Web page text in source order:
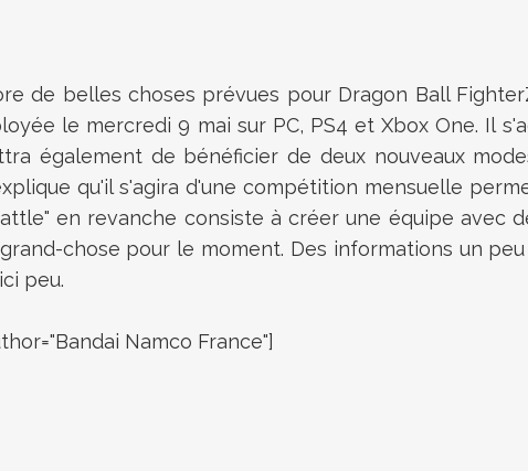
de belles choses prévues pour Dragon Ball
le mercredi 9 mai sur PC, PS4 et Xbox One. Il
également de bénéficier de deux nouveaux
qu'il s'agira d'une compétition mensuelle
en revanche consiste à créer une équipe avec
chose pour le moment. Des informations un
peu.
Namco France"]